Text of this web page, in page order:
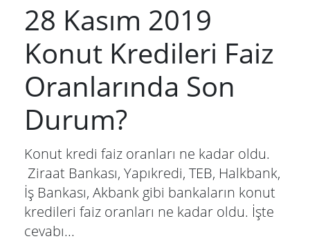
28 Kasım 2019
Konut Kredileri Faiz
Oranlarında Son
Durum?
Konut kredi faiz oranları ne kadar oldu.
Ziraat Bankası, Yapıkredi, TEB, Halkbank,
İş Bankası, Akbank gibi bankaların konut
kredileri faiz oranları ne kadar oldu. İşte
cevabı...